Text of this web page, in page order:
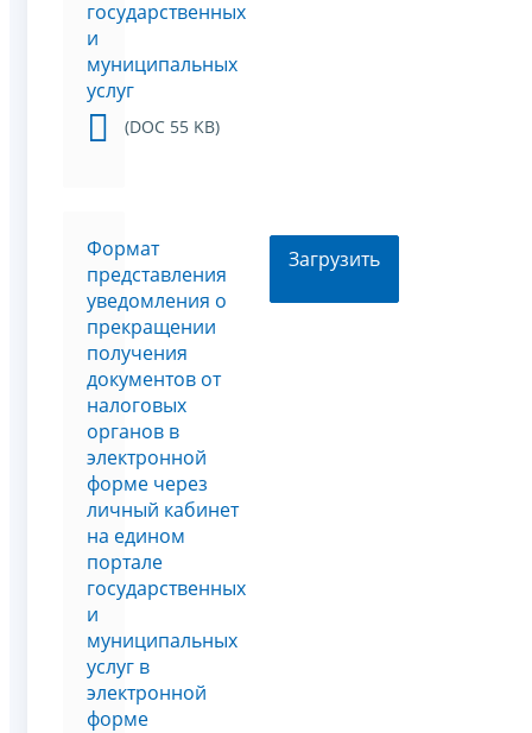
государственных
и
муниципальных
услуг
(DOC 55 KB)
Формат
представления
уведомления о
прекращении
получения
документов от
налоговых
органов в
электронной
форме через
личный кабинет
на едином
портале
государственных
и
муниципальных
услуг в
электронной
форме
Загрузить